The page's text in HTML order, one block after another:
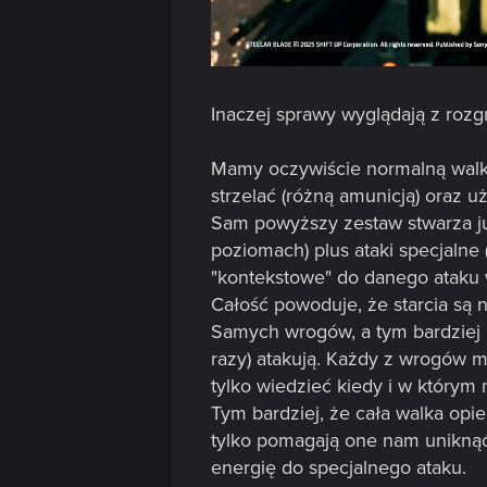
Inaczej sprawy wyglądają z
Mamy oczywiście normalną
strzelać (różną amunicją) oraz
Sam powyższy zestaw stwarza
poziomach) plus ataki
"kontekstowe" do danego ataku
Całość powoduje, że starcia
Samych wrogów, a tym
razy) atakują. Każdy z wrogów
tylko wiedzieć kiedy i w którym
Tym bardziej, że cała walka
tylko pomagają one nam
energię do specjalnego ataku.